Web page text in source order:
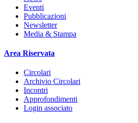
Eventi
Pubblicazioni
Newsletter
Media & Stampa
Area Riservata
Circolari
Archivio Circolari
Incontri
Approfondimenti
Login associato